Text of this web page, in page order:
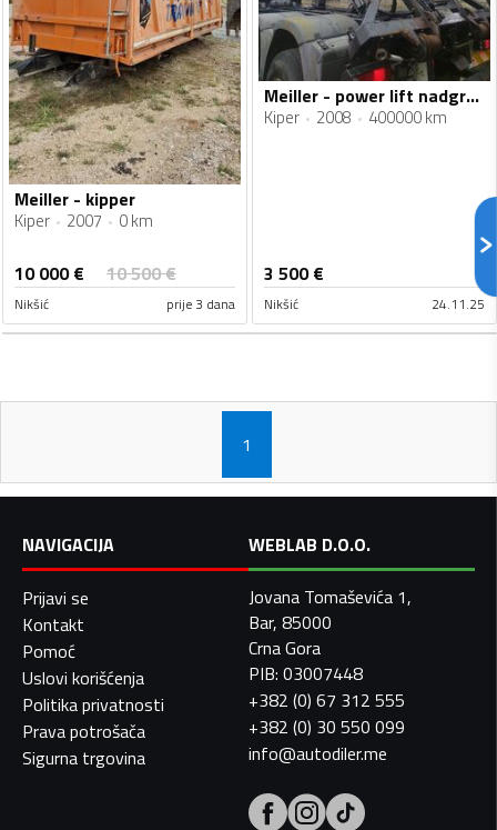
Meiller - kipper
Kiper 2007 0 km
10 000€ 10 500€
Nikšić prije 3 dana
Meiller - power lift nadgradnja
Kiper 2008 400000 km
3 500€
Nikšić 24.11.25
1
NAVIGACIJA
Prijavi se
Kontakt
Pomoć
Uslovi korišćenja
Politika privatnosti
Prava potrošača
Sigurna trgovina
WEBLAB D.O.O.
Jovana Tomaševića 1,
Bar, 85000
Crna Gora
PIB: 03007448
+382 (0) 67 312 555
+382 (0) 30 550 099
info@autodiler.me